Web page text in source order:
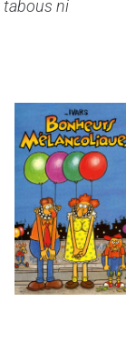
tabous ni